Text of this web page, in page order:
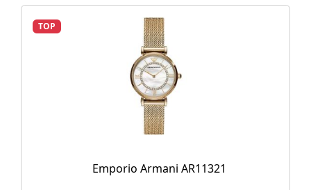
TOP
Emporio Armani AR11321